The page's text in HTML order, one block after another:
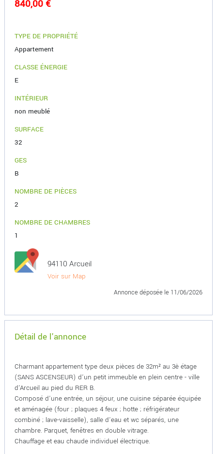
840,00 €
TYPE DE PROPRIÉTÉ
Appartement
CLASSE ÉNERGIE
E
INTÉRIEUR
non meublé
SURFACE
32
GES
B
NOMBRE DE PIÈCES
2
NOMBRE DE CHAMBRES
1
94110 Arcueil
Voir sur Map
Annonce déposée le 11/06/2026
Détail de l'annonce
Charmant appartement type deux pièces de 32m² au 3è étage
(SANS ASCENSEUR) d'un petit immeuble en plein centre - ville
d'Arcueil au pied du RER B.
Composé d'une entrée, un séjour, une cuisine séparée équipée
et aménagée (four ; plaques 4 feux ; hotte ; réfrigérateur
combiné ; lave-vaisselle), salle d'eau et wc séparés, une
chambre. Parquet, fenêtres en double vitrage.
Chauffage et eau chaude individuel électrique.